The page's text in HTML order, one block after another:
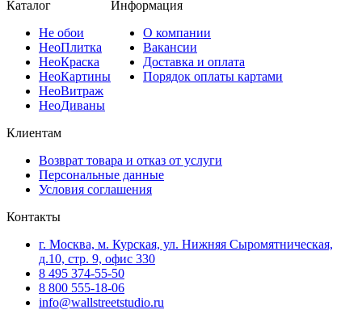
Каталог
Не обои
НеоПлитка
НеоКраска
НеоКартины
НеоВитраж
НеоДиваны
Информация
О компании
Вакансии
Доставка и оплата
Порядок оплаты картами
Клиентам
Возврат товара и отказ от услуги
Персональные данные
Условия соглашения
Контакты
г. Москва, м. Курская, ул. Нижняя Сыромятническая,
д.10, стр. 9, офис 330
8 495 374-55-50
8 800 555-18-06
info@wallstreetstudio.ru